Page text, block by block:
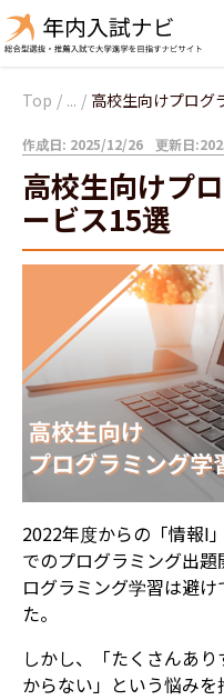
Top / ... / 高校生向けプログ
作成日: 2025/12/26 更新日
高校生向けプ
ービス15選
2022年度からの「情報I
でのプログラミング出
ログラミング学習は避
た。
しかし、「たくさんあ
からない」という悩みを